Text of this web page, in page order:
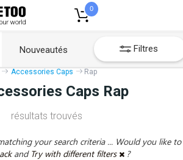
0
Nouveautés Filtres
Accessories Caps Rap
Caps Rap
résultats trouvés
your search criteria ... Would you like to
and Try with different filters ?